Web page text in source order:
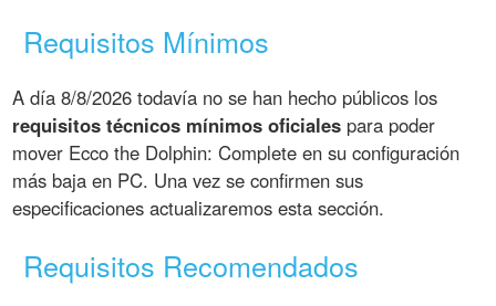
Requisitos Mínimos
A día 8/8/2026 todavía no se han hecho públicos los
requisitos técnicos mínimos oficiales para poder
mover Ecco the Dolphin: Complete en su configuración
más baja en PC. Una vez se confirmen sus
especificaciones actualizaremos esta sección.
Requisitos Recomendados